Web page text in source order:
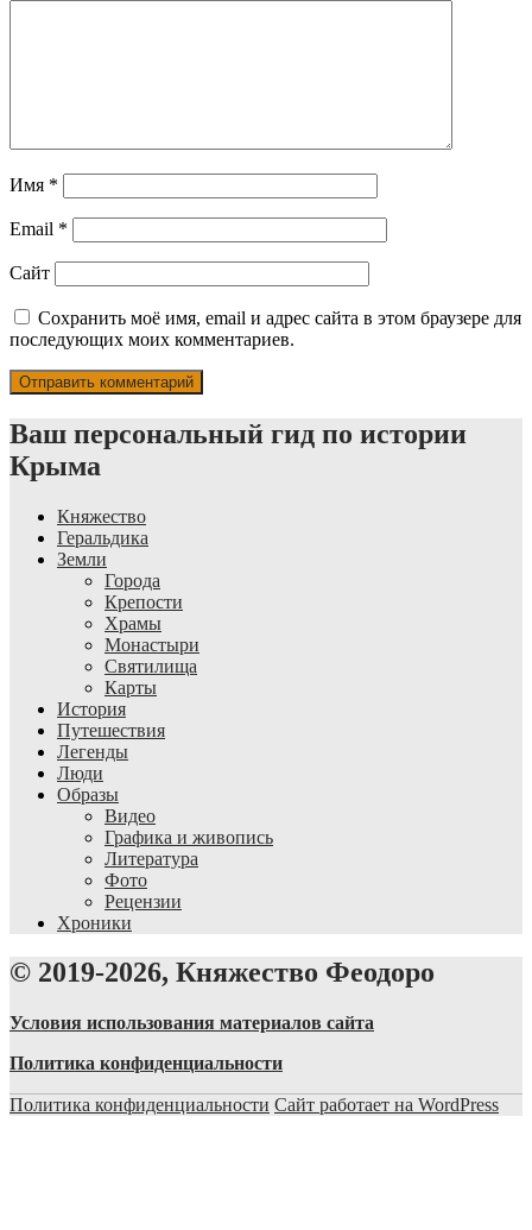
Имя *
Email *
Сайт
Сохранить моё имя, email и адрес сайта в этом браузере для
последующих моих комментариев.
Ваш персональный гид по истории
Крыма
Княжество
Геральдика
Земли
Города
Крепости
Храмы
Монастыри
Святилища
Карты
История
Путешествия
Легенды
Люди
Образы
Видео
Графика и живопись
Литература
Фото
Рецензии
Хроники
© 2019-2026, Княжество Феодоро
Условия использования материалов сайта
Политика конфиденциальности
Политика конфиденциальности Сайт работает на WordPress